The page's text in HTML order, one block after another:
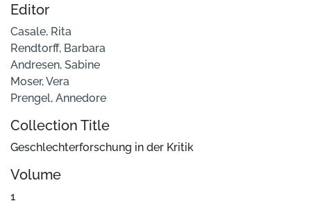
Editor
Casale, Rita
Rendtorff, Barbara
Andresen, Sabine
Moser, Vera
Prengel, Annedore
Collection Title
Geschlechterforschung in der Kritik
Volume
1